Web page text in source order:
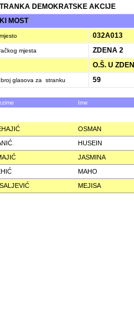
DEMOKRATSKE AKCIJE
MOST
032A013
mjesta ZDENA 2
O.Š. U ZDENI
glasova za stranku 59
Ime
OSMAN
HUSEIN
JASMINA
MAHO
MEJISA